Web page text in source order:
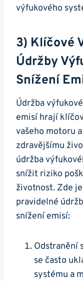
3) Klíčové
Údržby⁢
Snížení
Údržba⁣
emisí hrají
vašeho motoru
zdravějšímu
údržba
snížit riziko
životnost. Zde
pravidelné⁢
snížení emisí:
Odstranění
se‌ často
systému a